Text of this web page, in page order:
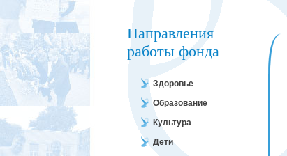
Направления
работы фонда
Здоровье
Образование
Культура
Дети